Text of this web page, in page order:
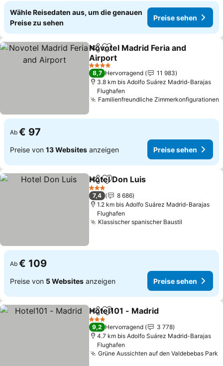
Wähle Reisedaten aus, um die genauen
Preise zu sehen
Preise sehen
TeilenZu Favoriten hinzufügen
Novotel Madrid Feria and
Airport
4 Sterne
8,7 Hervorragend
11 983
3.8 km bis Adolfo Suárez Madrid-Barajas
Flughafen
Familienfreundliche Zimmerkonfigurationen
Ab € 97
Preise von 13 Websites anzeigen Preise sehen
TeilenZu Favoriten hinzufügen
Hotel Don Luis
3 Sterne
7,4
8 686
1.2 km bis Adolfo Suárez Madrid-Barajas
Flughafen
Klassischer spanischer Baustil
Ab € 109
Preise von 5 Websites anzeigen Preise sehen
TeilenZu Favoriten hinzufügen
Hotel101 - Madrid
3 Sterne
9,2 Hervorragend
3 778
4.7 km bis Adolfo Suárez Madrid-Barajas
Flughafen
Grüne Aussichten auf den Valdebebas Park